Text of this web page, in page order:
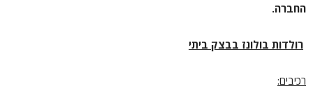
החברה.
רולדות בולונז בבצק ביתי
רכיבים: